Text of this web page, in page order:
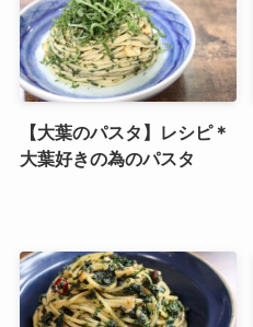
【大葉のパスタ】レシピ＊
大葉好きの為のパスタ